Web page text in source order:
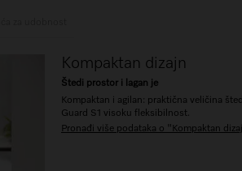
Kompaktan dizajn
Štedi prostor i lagan je
Kompaktan i agilan: praktična veličina
Guard S1 visoku fleksibilnost.
Pronađi više podataka o "Kompaktan